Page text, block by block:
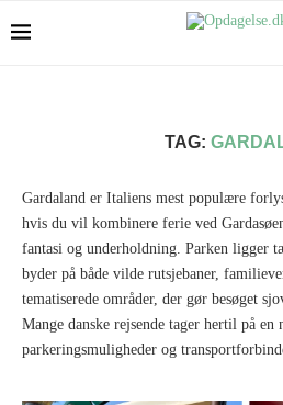
TAG:
Gardaland er Italiens mest populære
hvis du vil kombinere ferie ved
fantasi og underholdning. Parken ligger
byder på både vilde rutsjebaner,
tematiserede områder, der gør besøget
Mange danske rejsende tager hertil på en
parkeringsmuligheder og